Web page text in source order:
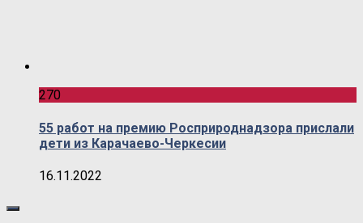
270
55 работ на премию Росприроднадзора прислали
дети из Карачаево-Черкесии
16.11.2022